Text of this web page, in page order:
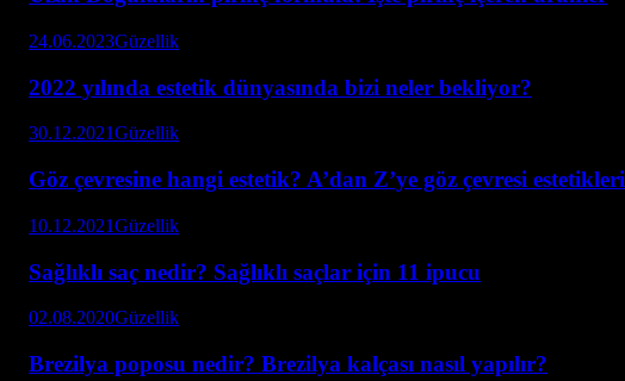
24.06.2023Güzellik
2022 yılında estetik dünyasında bizi neler bekliyor?
30.12.2021Güzellik
Göz çevresine hangi estetik? A’dan Z’ye göz çevresi estetikleri
10.12.2021Güzellik
Sağlıklı saç nedir? Sağlıklı saçlar için 11 ipucu
02.08.2020Güzellik
Brezilya poposu nedir? Brezilya kalçası nasıl yapılır?